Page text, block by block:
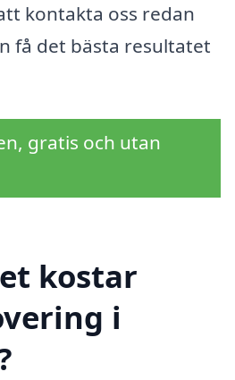
kontakta oss redan
få det bästa resultatet
gratis och utan
kostar
i